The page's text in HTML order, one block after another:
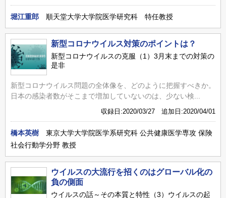
堀江重郎 順天堂大学大学院医学研究科 特任教授
新型コロナウイルス対策のポイントは？
新型コロナウイルスの克服（1）3月末までの対策の
是非
新型コロナウイルス問題の全体像を、どのように把握すべきか。
日本の感染者数がそこまで増加していないのは、少ない検...
収録日:2020/03/27 追加日:2020/04/01
橋本英樹
東京大学大学院医学系研究科 公共健康医学専攻 保険
社会行動学分野 教授
ウイルスの大流行を招くのはグローバル化の
負の側面
ウイルスの話～その本質と特性（3）ウイルスの起